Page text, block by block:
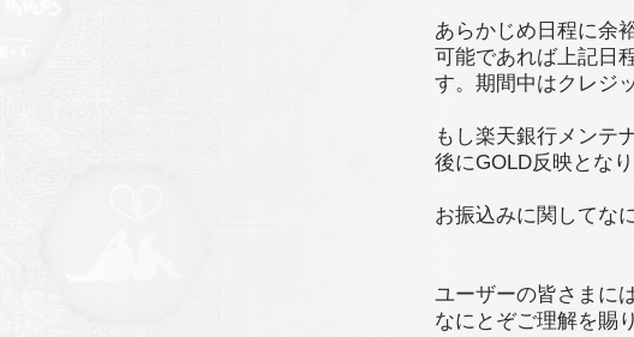
あらかじめ日程に余
可能であれば上記日
す。期間中はクレジ
もし楽天銀行メンテ
後にGOLD反映とな
お振込みに関してな
ユーザーの皆さまに
なにとぞご理解を賜